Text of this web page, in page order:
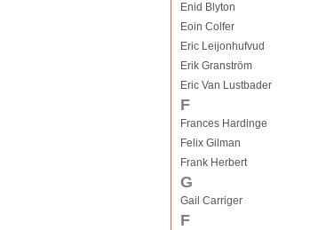
Enid Blyton
Eoin Colfer
Eric Leijonhufvud
Erik Granström
Eric Van Lustbader
F
Frances Hardinge
Felix Gilman
Frank Herbert
G
Gail Carriger
F